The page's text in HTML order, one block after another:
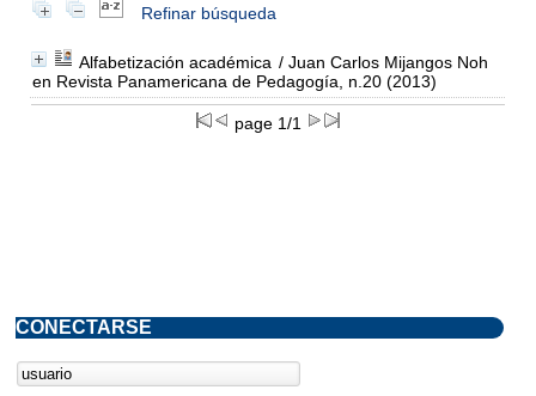
Refinar búsqueda
Alfabetización académica / Juan Carlos Mijangos Noh
en Revista Panamericana de Pedagogía, n.20 (2013)
page 1/1
CONECTARSE